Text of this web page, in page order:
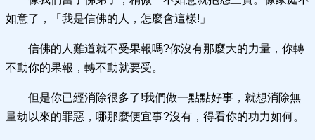
如意了，「我是信佛的人，怎麼會這樣!」
信佛的人難道就不受果報嗎?你沒有那麼大的力量，你轉
不動你的果報，轉不動就要受。
但是你已經消除很多了!我們做一點點好事，就想消除無
量劫以來的罪惡，哪那麼便宜事?沒有，得看你的功力如何。